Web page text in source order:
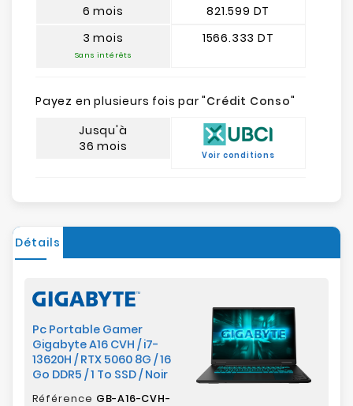
6 mois
3 mois
Sans intérêts
821.599 DT
1566.333 DT
Payez en plusieurs fois par "Crédit Conso"
Jusqu'à
36 mois
Voir conditions
Détails
Pc Portable Gamer
Gigabyte A16 CVH / i7-
13620H / RTX 5060 8G / 16
Go DDR5 / 1 To SSD / Noir
Référence GB-A16-CVH-